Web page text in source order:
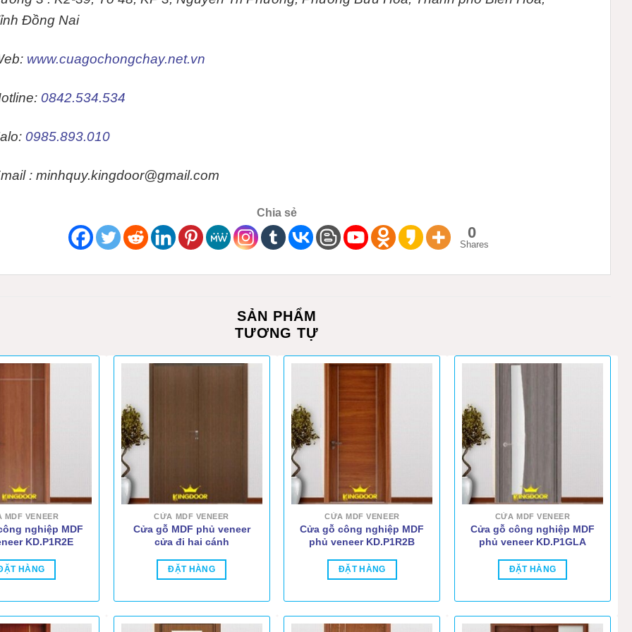
Đồng Nai
www.cuagochongchay.net.vn
0842.534.534
0985.893.010
: minhquy.kingdoor@gmail.com
Chia sẻ
0
Shares
SẢN PHẨM
TƯƠNG TỰ
MDF VENEER
nghiệp MDF
KD.P1R2E
HÀNG
CỬA MDF VENEER
Cửa gỗ MDF phủ veneer
cửa đi hai cánh
ĐẶT HÀNG
CỬA MDF VENEER
Cửa gỗ công nghiệp MDF
phủ veneer KD.P1R2B
ĐẶT HÀNG
CỬA MDF VENEER
Cửa gỗ công nghiệp MDF
phủ veneer KD.P1GLA
ĐẶT HÀNG